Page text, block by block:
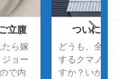
立腹
ら嫁
ョー
で内
ついにや
どうも、全部
するクマノジ
すか？いかが